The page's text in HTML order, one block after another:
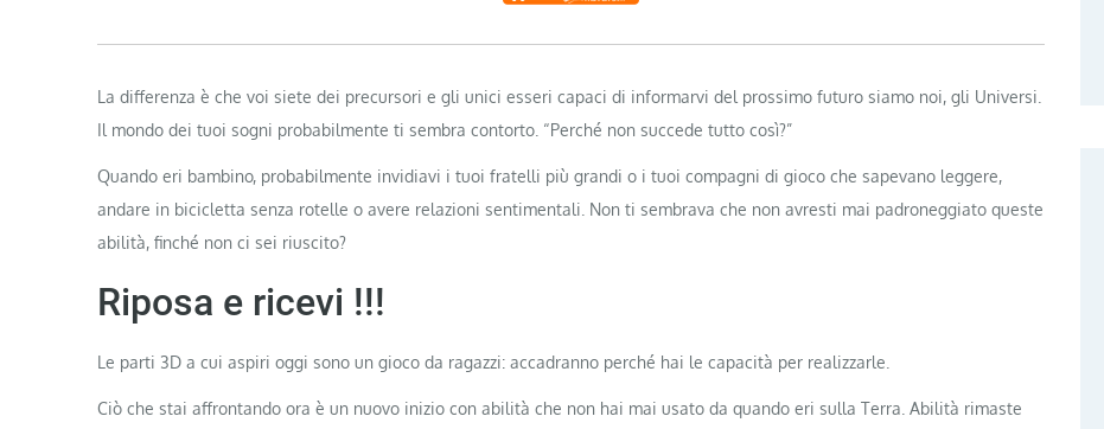
La differenza è che voi siete dei precursori e gli unici esseri capaci di informarvi del prossimo futuro siamo noi, gli Universi.
Il mondo dei tuoi sogni probabilmente ti sembra contorto. “Perché non succede tutto così?”
Quando eri bambino, probabilmente invidiavi i tuoi fratelli più grandi o i tuoi compagni di gioco che sapevano leggere,
andare in bicicletta senza rotelle o avere relazioni sentimentali. Non ti sembrava che non avresti mai padroneggiato queste
abilità, finché non ci sei riuscito?
Riposa e ricevi !!!
Le parti 3D a cui aspiri oggi sono un gioco da ragazzi: accadranno perché hai le capacità per realizzarle.
Ciò che stai affrontando ora è un nuovo inizio con abilità che non hai mai usato da quando eri sulla Terra. Abilità rimaste